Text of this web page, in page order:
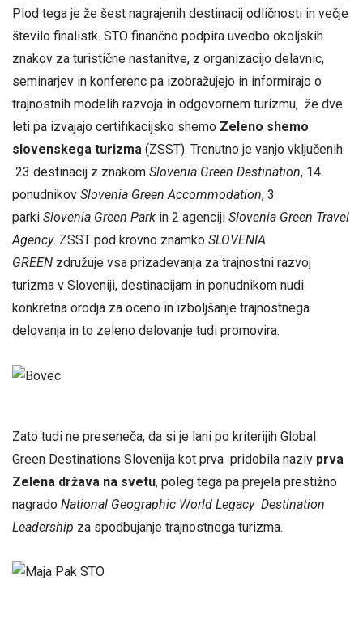
Plod tega je že šest nagrajenih destinacij odličnosti in večje
število finalistk. STO finančno podpira uvedbo okoljskih
znakov za turistične nastanitve, z organizacijo delavnic,
seminarjev in konferenc pa izobražujejo in informirajo o
trajnostnih modelih razvoja in odgovornem turizmu, že dve
leti pa izvajajo certifikacijsko shemo Zeleno shemo
slovenskega turizma (ZSST). Trenutno je vanjo vključenih
23 destinacij z znakom Slovenia Green Destination, 14
ponudnikov Slovenia Green Accommodation, 3
parki Slovenia Green Park in 2 agenciji Slovenia Green Travel
Agency. ZSST pod krovno znamko SLOVENIA
GREEN združuje vsa prizadevanja za trajnostni razvoj
turizma v Sloveniji, destinacijam in ponudnikom nudi
konkretna orodja za oceno in izboljšanje trajnostnega
delovanja in to zeleno delovanje tudi promovira.
Zato tudi ne preseneča, da si je lani po kriterijih Global
Green Destinations Slovenija kot prva pridobila naziv prva
Zelena država na svetu, poleg tega pa prejela prestižno
nagrado National Geographic World Legacy Destination
Leadership za spodbujanje trajnostnega turizma.